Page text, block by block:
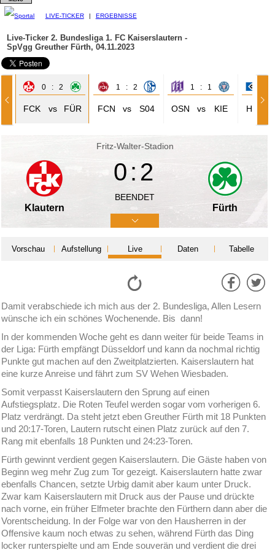
LIVE-TICKER | ERGEBNISSE
Live-Ticker 2. Bundesliga 1. FC Kaiserslautern -
SpVgg Greuther Fürth, 04.11.2023
0 : 2
FCK vs FÜR
1 : 2
FCN vs S04
1 : 1
OSN vs KIE HSV
Fritz-Walter-Stadion
Klautern
0:2
BEENDET
Fürth
Vorschau Aufstellung Live Daten Tabelle
Damit verabschiede ich mich aus der 2. Bundesliga, Allen Lesern
wünsche ich ein schönes Wochenende. Bis dann!
In der kommenden Woche geht es dann weiter für beide Teams in
der Liga: Fürth empfängt Düsseldorf und kann da nochmal richtig
Punkte gut machen auf den Zweitplatzierten. Kaiserslautern hat
eine kurze Anreise und fährt zum SV Wehen Wiesbaden.
Somit verpasst Kaiserslautern den Sprung auf einen
Aufstiegsplatz. Die Roten Teufel werden sogar vom vorherigen 6.
Platz verdrängt. Da steht jetzt eben Greuther Fürth mit 18 Punkten
und 20:17-Toren, Lautern rutscht einen Platz zurück auf den 7.
Rang mit ebenfalls 18 Punkten und 24:23-Toren.
Fürth gewinnt verdient gegen Kaiserslautern. Die Gäste haben von
Beginn weg mehr Zug zum Tor gezeigt. Kaiserslautern hatte zwar
ebenfalls Chancen, setzte Urbig damit aber kaum unter Druck.
Zwar kam Kaiserslautern mit Druck aus der Pause und drückte
nach vorne, ein früher Elfmeter brachte den Fürthern dann aber die
Vorentscheidung. In der Folge war von den Hausherren in der
Offensive kaum noch etwas zu sehen, während Fürth das Ding
locker runterspielte und am Ende souverän und verdient die drei